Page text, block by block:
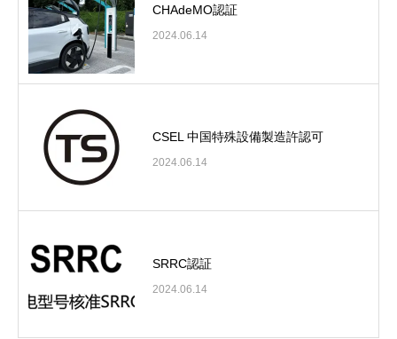
CHAdeMO認証
2024.06.14
CSEL 中国特殊設備製造許認可
2024.06.14
SRRC認証
2024.06.14